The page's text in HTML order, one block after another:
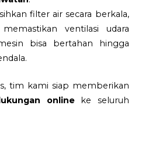
filter air secara berkala,
ventilasi udara
bisa bertahan hingga
tim kami siap memberikan
onlineke seluruh